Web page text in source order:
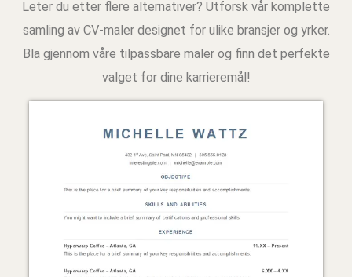
Leter du etter flere alternativer? Utforsk vår komplette
samling av CV-maler designet for ulike bransjer og yrker.
Bla gjennom våre tilpassbare maler og finn det perfekte
valget for dine karrieremål!